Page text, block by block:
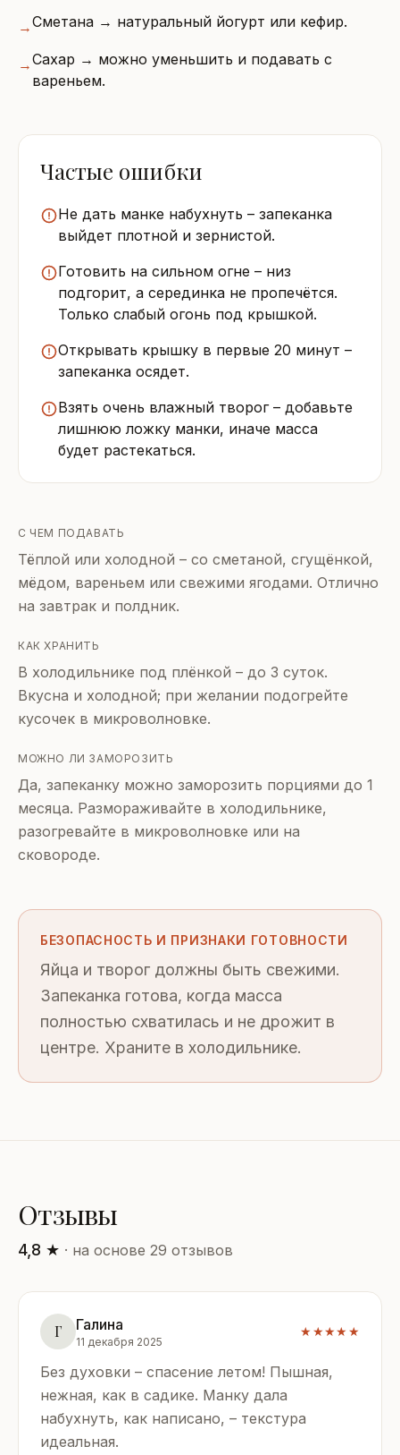
→Сметана → натуральный йогурт или кефир.
→Сахар → можно уменьшить и подавать с
вареньем.
Частые ошибки
Не дать манке набухнуть – запеканка
выйдет плотной и зернистой.
Готовить на сильном огне – низ
подгорит, а серединка не пропечётся.
Только слабый огонь под крышкой.
Открывать крышку в первые 20 минут –
запеканка осядет.
Взять очень влажный творог – добавьте
лишнюю ложку манки, иначе масса
будет растекаться.
С ЧЕМ ПОДАВАТЬ
Тёплой или холодной – со сметаной, сгущёнкой,
мёдом, вареньем или свежими ягодами. Отлично
на завтрак и полдник.
КАК ХРАНИТЬ
В холодильнике под плёнкой – до 3 суток.
Вкусна и холодной; при желании подогрейте
кусочек в микроволновке.
МОЖНО ЛИ ЗАМОРОЗИТЬ
Да, запеканку можно заморозить порциями до 1
месяца. Размораживайте в холодильнике,
разогревайте в микроволновке или на
сковороде.
БЕЗОПАСНОСТЬ И ПРИЗНАКИ ГОТОВНОСТИ
Яйца и творог должны быть свежими.
Запеканка готова, когда масса
полностью схватилась и не дрожит в
центре. Храните в холодильнике.
Отзывы
4,8 ★ · на основе 29 отзывов
Г Галина
11 декабря 2025
★★★★★
Без духовки – спасение летом! Пышная,
нежная, как в садике. Манку дала
набухнуть, как написано, – текстура
идеальная.